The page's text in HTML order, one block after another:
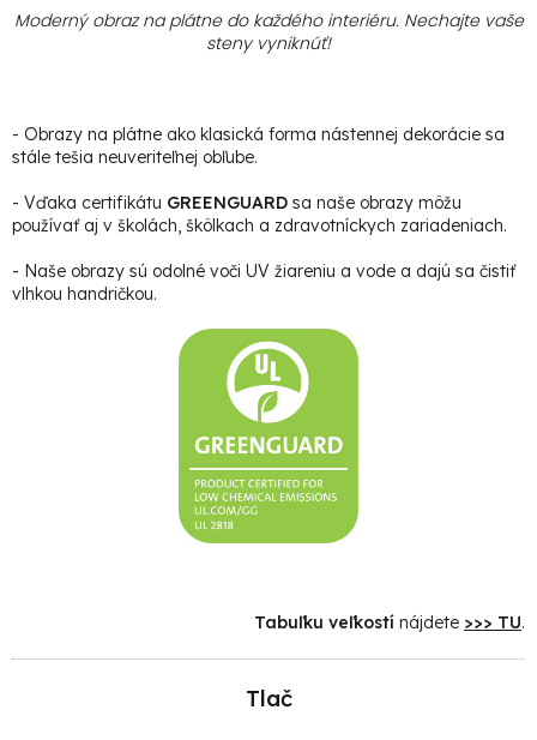
Moderný obraz na plátne do každého interiéru. Nechajte vaše
steny vyniknúť!
- Obrazy na plátne ako klasická forma nástennej dekorácie sa
stále tešia neuveriteľnej obľube.
- Vďaka certifikátu GREENGUARD sa naše obrazy môžu
používať aj v školách, škôlkach a zdravotníckych zariadeniach.
- Naše obrazy sú odolné voči UV žiareniu a vode a dajú sa čistiť
vlhkou handričkou.
Tabuľku veľkostí nájdete >>> TU.
Tlač